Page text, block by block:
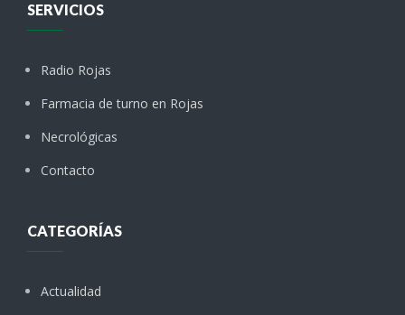
SERVICIOS
Radio Rojas
Farmacia de turno en Rojas
Necrológicas
Contacto
CATEGORÍAS
Actualidad